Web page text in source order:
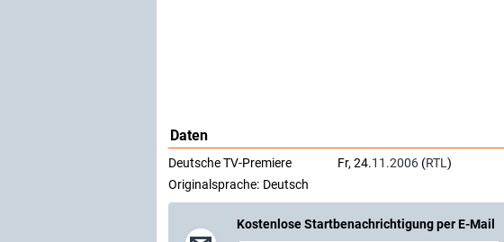
Daten
Deutsche TV-Premiere Fr, 24.11.2006 (RTL)
Originalsprache: Deutsch
Kostenlose Startbenachrichtigung per E-Mail